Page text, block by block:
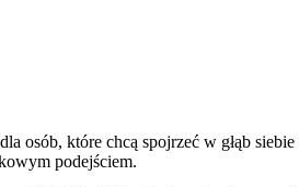
osób, które chcą spojrzeć w głąb
podejściem.